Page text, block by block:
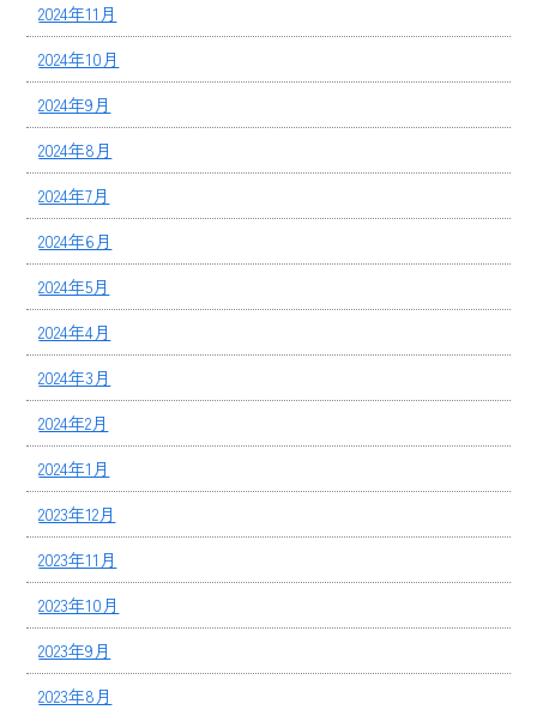
2024年11月
2024年10月
2024年9月
2024年8月
2024年7月
2024年6月
2024年5月
2024年4月
2024年3月
2024年2月
2024年1月
2023年12月
2023年11月
2023年10月
2023年9月
2023年8月